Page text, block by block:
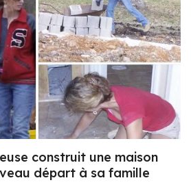
construit une maison
départ à sa famille